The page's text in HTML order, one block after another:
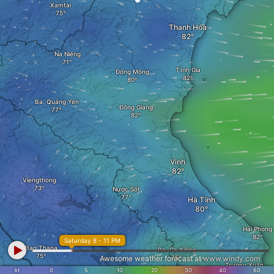
Đông Mông
Xamtai
Na Niếng
Tĩnh Gia
Thanh Hóa
Viengthong
Ba. Quảng Yên
Nước Sốt
Đông Giang
Hà Tĩnh
Hải Phong
Vinh
Ban Thana
Trường Xuân
Ba. Ca Xiêng
kt 0 5 10 20 30 40 60
Saturday 8 - 11 PM
Awesome weather forecast atwww.windy.com